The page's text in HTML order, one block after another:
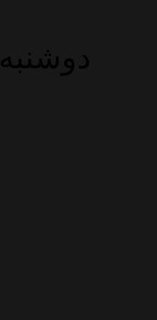
دوشنبه ۱۹ مرداد ۱۴۰۵